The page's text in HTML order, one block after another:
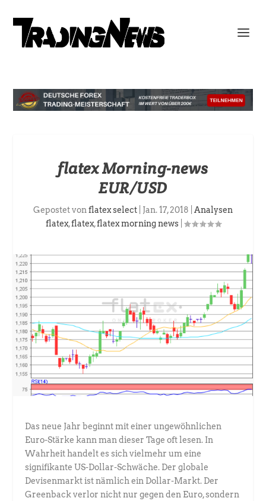
flatex Morning-news
EUR/USD
Gepostet vonflatex select Jan. 17, 2018
Analysen
flatex,flatex,flatex morning news|
Das neue Jahr beginnt mit einer ungewöhnlichen
Euro-Stärke kann man dieser Tage oft lesen. In
Wahrheit handelt es sich vielmehr um eine
signifikante US-Dollar-Schwäche. Der globale
Devisenmarkt ist nämlich ein Dollar-Markt. Der
Greenback verlor nicht nur gegen den Euro, sondern